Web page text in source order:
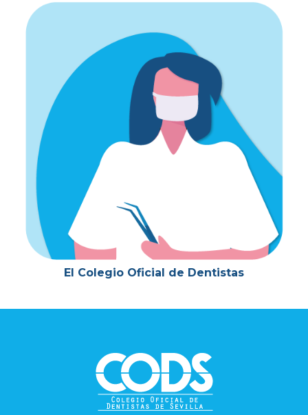
El Colegio Oficial de Dentistas